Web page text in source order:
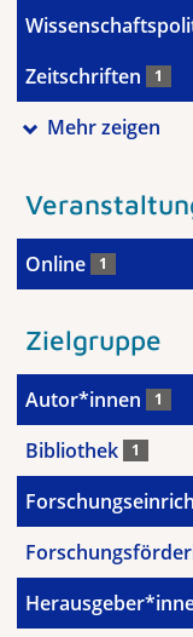
Zeitschriften 1
Mehr zeigen
Online 1
Zielgruppe
Autor*innen 1
Bibliothek 1